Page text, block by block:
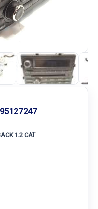
95127247
1.2 CAT